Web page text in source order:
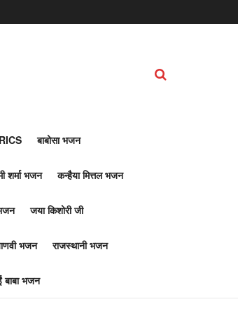
बाबोसा भजन
शर्मा भजन कन्हैया मित्तल भजन
जया किशोरी जी
भजन राजस्थानी भजन
बाबा भजन